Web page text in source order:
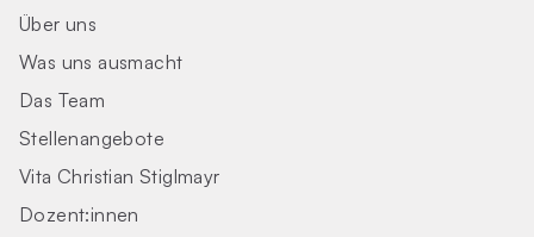
Über uns
Was uns ausmacht
Das Team
Stellenangebote
Vita Christian Stiglmayr
Dozent:innen